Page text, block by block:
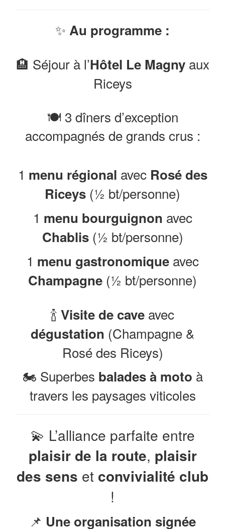
✨ Au programme :
🏨 Séjour à l’Hôtel Le Magnyaux
Riceys
🍽️ 3 dîners d’exception
accompagnés de grands crus :
1 menu régional avec Rosé des
Riceys (½ bt/personne)
1 menu bourguignon avec
Chablis(½ bt/personne)
1 menu gastronomiqueavec
Champagne (½ bt/personne)
🍾 Visite de cave avec
dégustation (Champagne &
Rosé des Riceys)
🏍️ Superbes balades à moto à
travers les paysages viticoles
💫 L’alliance parfaite entre
plaisir de la route, plaisir
des sens et convivialité club
!
📌 Une organisation signée